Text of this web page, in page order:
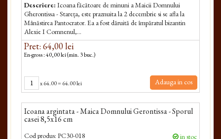
Descriere: Icoana făcătoare de minuni a Maicii Dom­nului
Gherontissa - Stareța, este praznuita la 2 decembrie si se afla la
Mânăstirea Pantocrator. Ea a fost dăruită de împăratul bizantin
Alexie I Comnenul,...
Pret: 64,00 lei
En-gross : 40,00 lei (min. 3 buc.)
x64.00= 64.00 lei Adauga in cos
Icoana argintata - Maica Domnului Gerontissa - Sporul
casei 8,5x16 cm
Cod produs: PC30-018 in stoc